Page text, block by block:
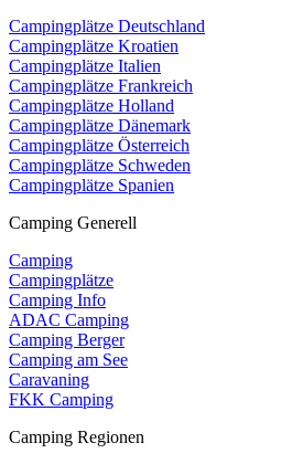
Campingplätze Deutschland
Campingplätze Kroatien
Campingplätze Italien
Campingplätze Frankreich
Campingplätze Holland
Campingplätze Dänemark
Campingplätze Österreich
Campingplätze Schweden
Campingplätze Spanien
Camping Generell
Camping
Campingplätze
Camping Info
ADAC Camping
Camping Berger
Camping am See
Caravaning
FKK Camping
Camping Regionen